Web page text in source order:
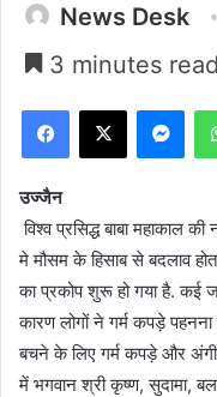
News Desk
3 minutes read
Facebook
X
उज्जैन
विश्व प्रसिद्ध बाबा महाकाल
मे मौसम के हिसाब से बदलाव
का प्रकोप शुरू हो गया है. कई
कारण लोगों ने गर्म कपड़े
बचने के लिए गर्म कपड़े और
में भगवान श्री कृष्ण, सुदामा,